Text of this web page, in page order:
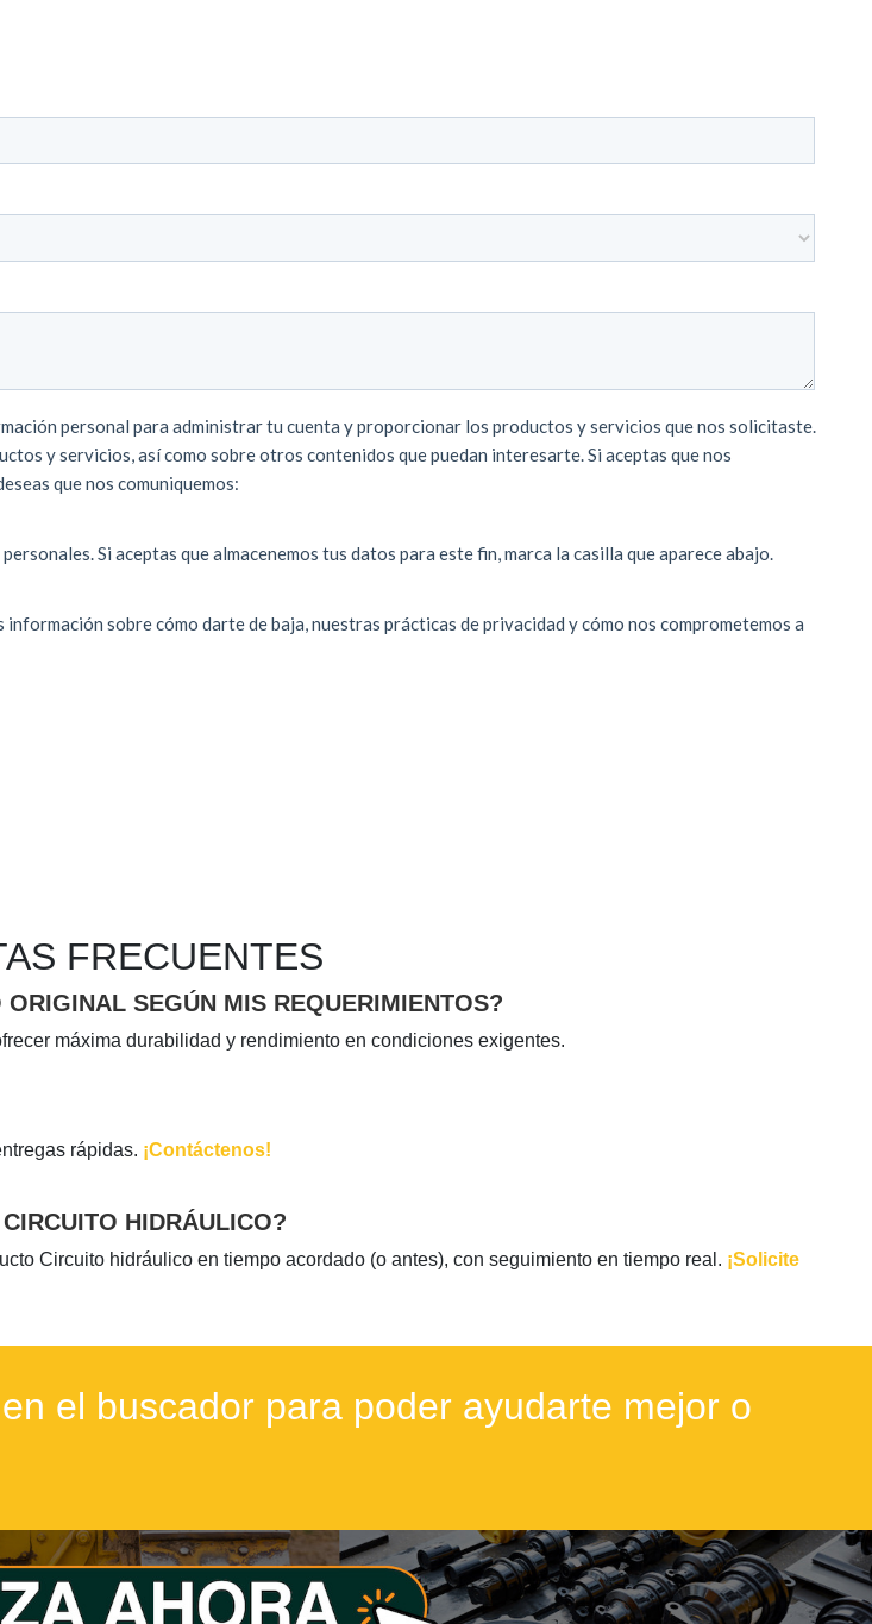
FRECUENTES
SEGÚN MIS REQUERIMIENTOS?
máxima durabilidad y rendimiento en condiciones exigentes.
rápidas. ¡Contáctenos!
HIDRÁULICO?
Circuito hidráulico en tiempo acordado (o antes), con seguimiento en tiempo real. ¡Solicite
el buscador para poder ayudarte mejor o